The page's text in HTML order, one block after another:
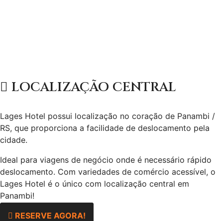
LOCALIZAÇÃO CENTRAL
Lages Hotel possui localização no coração de Panambi /
RS, que proporciona a facilidade de deslocamento pela
cidade.
Ideal para viagens de negócio onde é necessário rápido
deslocamento. Com variedades de comércio acessível, o
Lages Hotel é o único com localização central em
Panambi!
RESERVE AGORA!